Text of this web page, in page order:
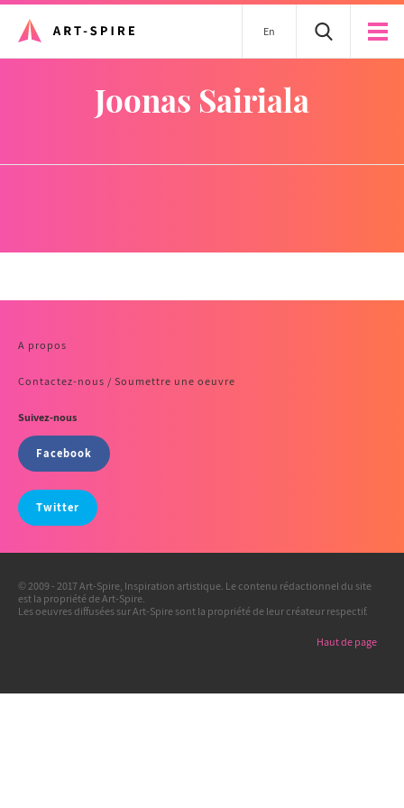
En
Joonas Sairiala
A propos
Contactez-nous / Soumettre une oeuvre
Suivez-nous
Facebook
Twitter
© 2009 - 2017 Art-Spire, Inspiration artistique. Le contenu rédactionnel du site
est la propriété de Art-Spire.
Les oeuvres diffusées sur Art-Spire sont la propriété de leur créateur respectif.
Haut de page